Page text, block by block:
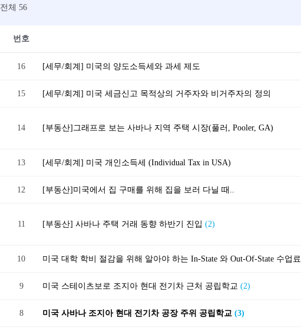
전체 56
번호
16 [세무/회계] 미국의 양도소득세와 과세 제도
15 [세무/회계] 미국 세금신고 목적상의 거주자와 비거주자의 정의
14 [부동산]그래프로 보는 사바나 지역 주택 시장(풀러, Pooler, GA)
13 [세무/회계] 미국 개인소득세 (Individual Tax in USA)
12 [부동산] 미국에서 집 구매를 위해 집을 보러 다닐 때..
11 [부동산] 사바나 주택 거래 동향 하반기 진입 (2)
10 미국 대학 학비 절감을 위해 알아야 하는 In-State 와 Out-Of-State 수업료
9 미국 스테이츠보로 조지아 현대 전기차 근처 공립학교 (2)
8 미국 사바나 조지아 현대 전기차 공장 주위 공립학교 (3)